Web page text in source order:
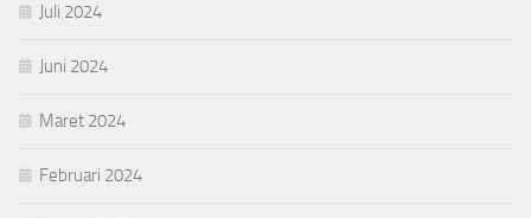
Juli 2024
Juni 2024
Maret 2024
Februari 2024